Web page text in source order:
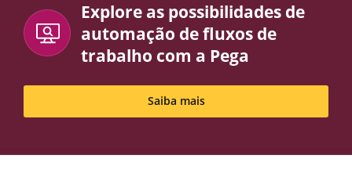
Explore as possibilidades de
automação de fluxos de
trabalho com a Pega
Saiba mais